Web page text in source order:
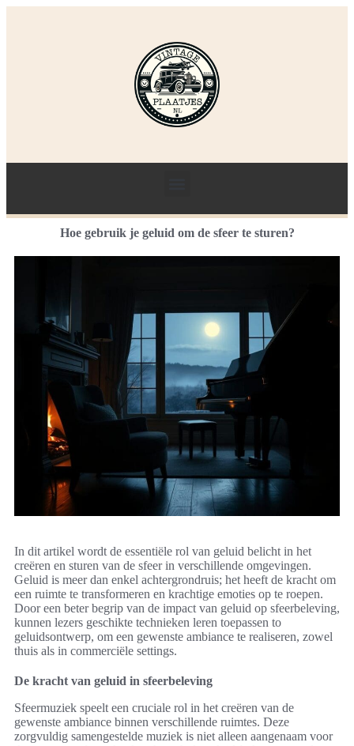
Hoe gebruik je geluid om de sfeer te sturen?
In dit artikel wordt de essentiële rol van geluid belicht in het
creëren en sturen van de sfeer in verschillende omgevingen.
Geluid is meer dan enkel achtergrondruis; het heeft de kracht om
een ruimte te transformeren en krachtige emoties op te roepen.
Door een beter begrip van de impact van geluid op sfeerbeleving,
kunnen lezers geschikte technieken leren toepassen to
geluidsontwerp, om een gewenste ambiance te realiseren, zowel
thuis als in commerciële settings.
De kracht van geluid in sfeerbeleving
Sfeermuziek speelt een cruciale rol in het creëren van de
gewenste ambiance binnen verschillende ruimtes. Deze
zorgvuldig samengestelde muziek is niet alleen aangenaam voor